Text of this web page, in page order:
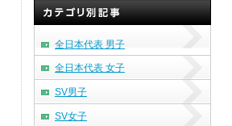
全日本代表 男子
全日本代表 女子
SV男子
SV女子